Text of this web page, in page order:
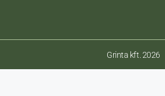
Grinta kft. 2026